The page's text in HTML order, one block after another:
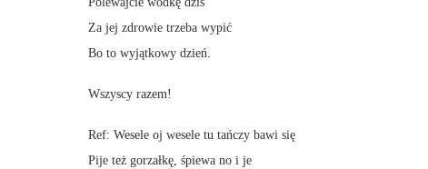
Za jej zdrowie trzeba wypić
Bo to wyjątkowy dzień.
Wszyscy razem!
Ref: Wesele oj wesele tu tańczy bawi się
Pije też gorzałkę, śpiewa no i je